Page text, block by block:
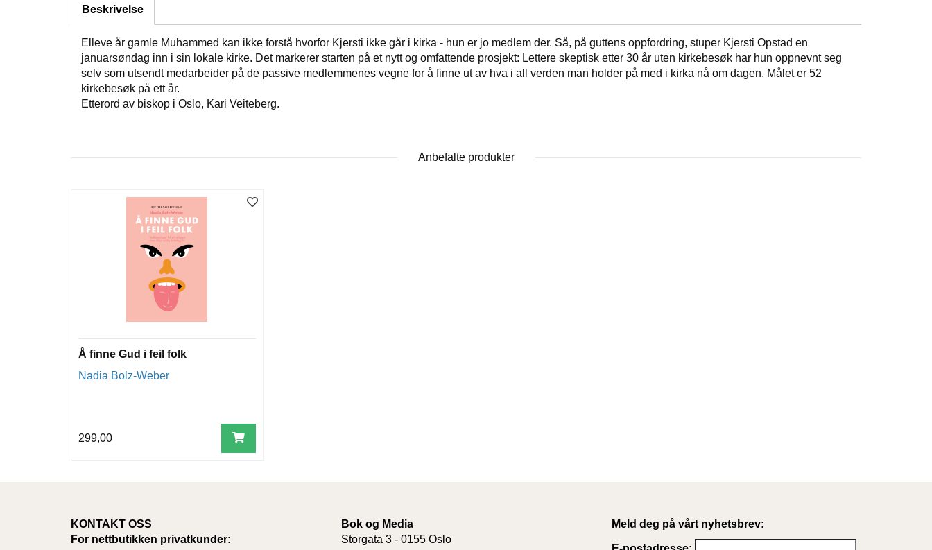
Beskrivelse
Elleve år gamle Muhammed kan ikke forstå hvorfor Kjersti ikke går i kirka - hun er jo medlem der. Så, på guttens oppfordring, stuper Kjersti Opstad en
januarsøndag inn i sin lokale kirke. Det markerer starten på et nytt og omfattende prosjekt: Lettere skeptisk etter 30 år uten kirkebesøk har hun oppnevnt seg
selv som utsendt medarbeider på de passive medlemmenes vegne for å finne ut av hva i all verden man holder på med i kirka nå om dagen. Målet er 52
kirkebesøk på ett år.
Etterord av biskop i Oslo, Kari Veiteberg.
Anbefalte produkter
Å finne Gud i feil folk
Nadia Bolz-Weber
299,00
KONTAKT OSS
For nettbutikken privatkunder:
Bok og Media
Storgata 3 - 0155 Oslo
Meld deg på vårt nyhetsbrev: